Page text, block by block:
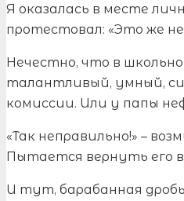
Я оказалась в месте
протестовал: «Это же
Нечестно, что в
талантливый, умный,
комиссии. Или у папы
«Так неправильно!» –
Пытается вернуть его
И тут, барабанная